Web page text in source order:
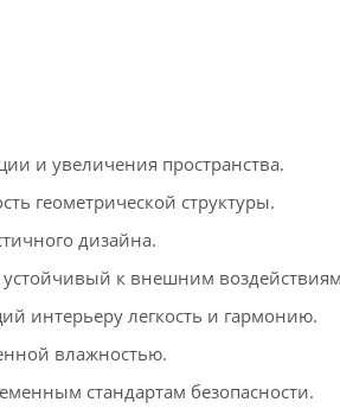
и увеличения пространства.
геометрической структуры.
дизайна.
к внешним
интерьеру легкость и гармонию.
влажностью.
стандартам безопасности.